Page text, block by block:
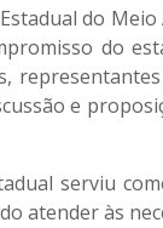
do
do
e
serviu
atender às